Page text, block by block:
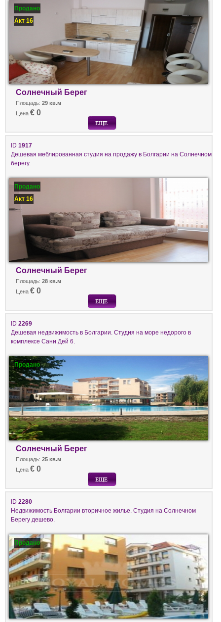
Продано
Акт 16
Солнечный Берег
Площадь: 29 кв.м
Цена € 0
ID 1917
Дешевая меблированная студия на продажу в Болгарии на Солнечном
берегу.
Продано
Акт 16
Солнечный Берег
Площадь: 28 кв.м
Цена € 0
ID 2269
Дешевая недвижимость в Болгарии. Студия на море недорого в
комплексе Сани Дей 6.
Продано
Солнечный Берег
Площадь: 25 кв.м
Цена € 0
ID 2280
Недвижимость Болгарии вторичное жилье. Студия на Солнечном
Берегу дешево.
Продано